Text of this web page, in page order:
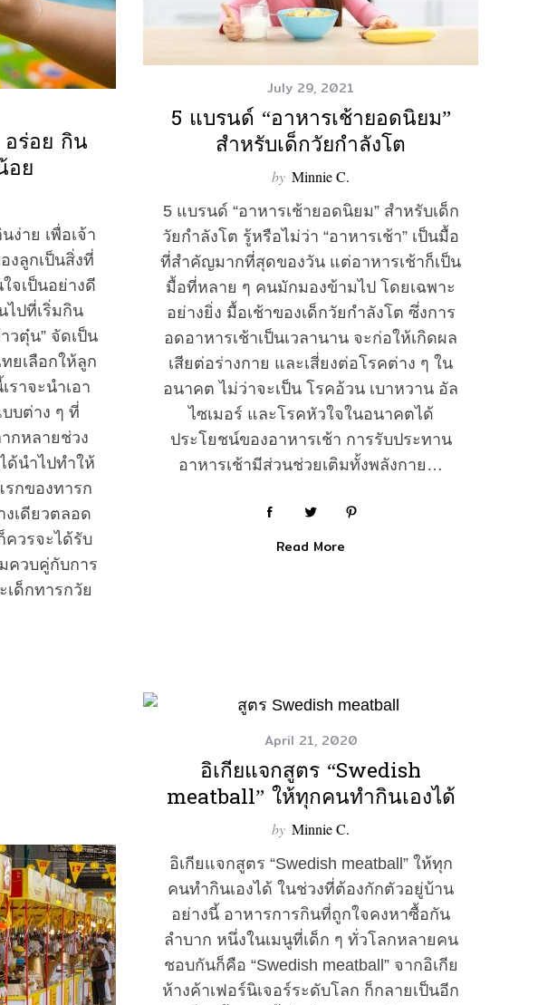
July 29, 2021
5 แบรนด์ “อาหารเช้ายอดนิยม”
สำหรับเด็กวัยกำลังโต
by Minnie C.
5 แบรนด์ “อาหารเช้ายอดนิยม” สำหรับเด็ก
วัยกำลังโต รู้หรือไม่ว่า “อาหารเช้า” เป็นมื้อ
ที่สำคัญมากที่สุดของวัน แต่อาหารเช้าก็เป็น
มื้อที่หลาย ๆ คนมักมองข้ามไป โดยเฉพาะ
อย่างยิ่ง มื้อเช้าของเด็กวัยกำลังโต ซึ่งการ
อดอาหารเช้าเป็นเวลานาน จะก่อให้เกิดผล
เสียต่อร่างกาย และเสี่ยงต่อโรคต่าง ๆ ใน
อนาคต ไม่ว่าจะเป็น โรคอ้วน เบาหวาน อัล
ไซเมอร์ และโรคหัวใจในอนาคตได้
ประโยชน์ของอาหารเช้า การรับประทาน
อาหารเช้ามีส่วนช่วยเติมทั้งพลังกาย…
Read More
ร่อย กิน
อย
ง่าย เพื่อเจ้า
งลูกเป็นสิ่งที่
จเป็นอย่างดี
ไปที่เริ่มกิน
วตุ๋น” จัดเป็น
ยเลือกให้ลูก
ราจะนำเอา
บต่าง ๆ ที่
กหลายช่วง
นำไปทำให้
กของทารก
เดียวตลอด
ควรจะได้รับ
ควบคู่กับการ
ด็กทารกวัย
April 21, 2020
อิเกียแจกสูตร “Swedish
meatball” ให้ทุกคนทำกินเองได้
by Minnie C.
อิเกียแจกสูตร “Swedish meatball” ให้ทุก
คนทำกินเองได้ ในช่วงที่ต้องกักตัวอยู่บ้าน
อย่างนี้ อาหารการกินที่ถูกใจคงหาซื้อกัน
ลำบาก หนึ่งในเมนูที่เด็ก ๆ ทั่วโลกหลายคน
ชอบกันก็คือ “Swedish meatball” จากอิเกีย
ห้างค้าเฟอร์นิเจอร์ระดับโลก ก็กลายเป็นอีก